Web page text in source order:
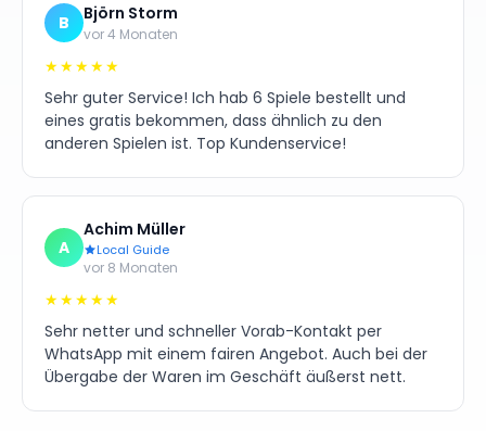
B Björn Storm
vor 4 Monaten
★★★★★
Sehr guter Service! Ich hab 6 Spiele bestellt und
eines gratis bekommen, dass ähnlich zu den
anderen Spielen ist. Top Kundenservice!
A
Achim Müller
Local Guide
vor 8 Monaten
★★★★★
Sehr netter und schneller Vorab-Kontakt per
WhatsApp mit einem fairen Angebot. Auch bei der
Übergabe der Waren im Geschäft äußerst nett.